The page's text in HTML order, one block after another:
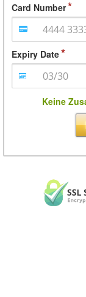
Card Number
Expiry Date
Keine